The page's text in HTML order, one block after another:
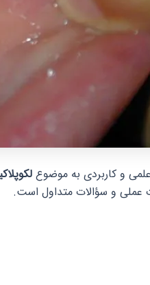
و کاربردی به موضوع
عملی و سؤالات متداول است.